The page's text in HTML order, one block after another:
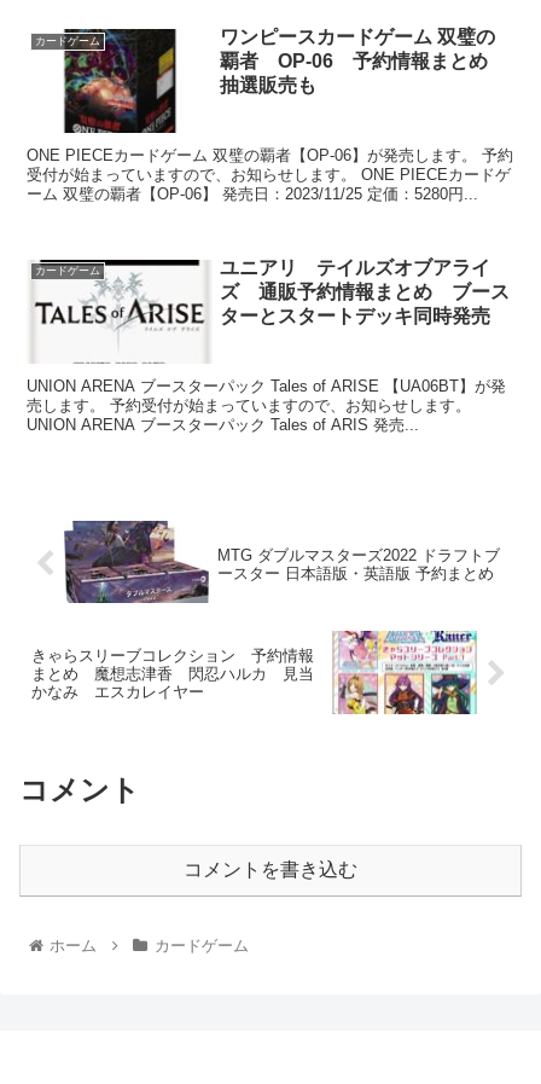
カードゲーム
ワンピースカードゲーム 双璧の
覇者 OP-06 予約情報まとめ
抽選販売も
ONE PIECEカードゲーム 双璧の覇者【OP-06】が発売します。 予約
受付が始まっていますので、お知らせします。 ONE PIECEカードゲ
ーム 双璧の覇者【OP-06】 発売日：2023/11/25 定価：5280円...
カードゲーム
ユニアリ テイルズオブアライ
ズ 通販予約情報まとめ ブース
ターとスタートデッキ同時発売
UNION ARENA ブースターパック Tales of ARISE 【UA06BT】が発
売します。 予約受付が始まっていますので、お知らせします。
UNION ARENA ブースターパック Tales of ARIS 発売...
MTG ダブルマスターズ2022 ドラフトブ
ースター 日本語版・英語版 予約まとめ
きゃらスリーブコレクション 予約情報
まとめ 魔想志津香 閃忍ハルカ 見当
かなみ エスカレイヤー
コメント
コメントを書き込む
ホーム カードゲーム